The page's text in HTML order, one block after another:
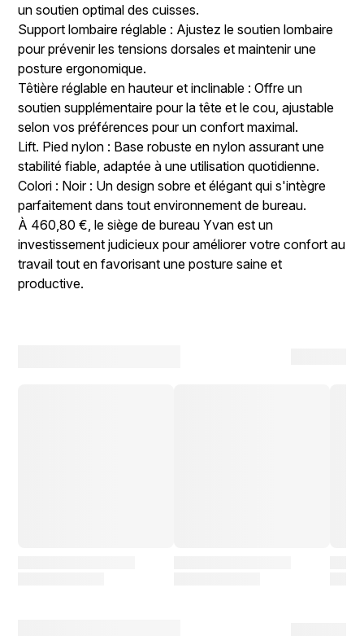
un soutien optimal des cuisses.
Support lombaire réglable : Ajustez le soutien lombaire
pour prévenir les tensions dorsales et maintenir une
posture ergonomique.
Têtière réglable en hauteur et inclinable : Offre un
soutien supplémentaire pour la tête et le cou, ajustable
selon vos préférences pour un confort maximal.
Lift. Pied nylon : Base robuste en nylon assurant une
stabilité fiable, adaptée à une utilisation quotidienne.
Colori : Noir : Un design sobre et élégant qui s'intègre
parfaitement dans tout environnement de bureau.
À 460,80 €, le siège de bureau Yvan est un
investissement judicieux pour améliorer votre confort au
travail tout en favorisant une posture saine et
productive.